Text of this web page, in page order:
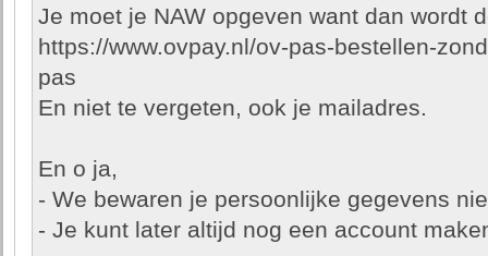
Je moet je NAW opgeven want dan wordt
https://www.ovpay.nl/ov-pas-bestellen-
pas
En niet te vergeten, ook je mailadres.
En o ja,
- We bewaren je persoonlijke gegevens
- Je kunt later altijd nog een account